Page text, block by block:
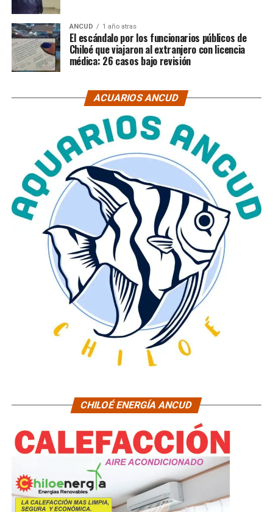
ANCUD 1 año atras
El escándalo por los funcionarios públicos de
Chiloé que viajaron al extranjero con licencia
médica: 26 casos bajo revisión
ACUARIOS ANCUD
CHILOÉ ENERGÍA ANCUD